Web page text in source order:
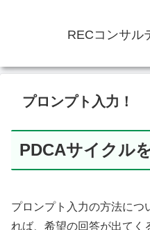
RECコンサル
プロンプト入力！
PDCAサイクル
プロンプト入力の方法につ
れば、希望の回答が出てく